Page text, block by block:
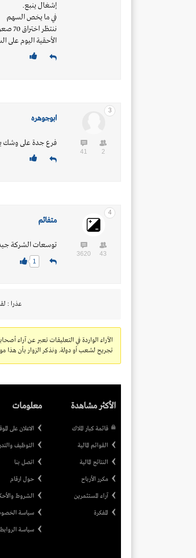
إشغال ينبع.
في ما يخص السهم
الأحقية اليوم على
3
2
41
ابوجوهره
فرع جدة على وشك
4
43
3620
متفائم
توسعات الشركة
1
عذرا :
الآراء الواردة في التعليقات تعبر عن آراء
تجريح لشعب أو دولة. ونذكر الزوار بأن هذا
الأكثر مشاهدة
قائمة كبار الملاك
القوائم المالية
النتائج المالية
مكرر الأرباح
آراء المستثمرين
المفكرة
معلومات
الاعلان على
التوظيف
اتصل بنا
حول ارقام
الشروط
سياسة
سياسة